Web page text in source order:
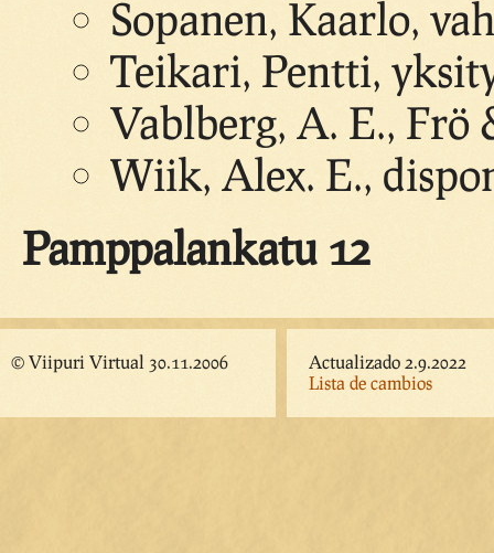
Sopanen, Kaarlo,
Teikari, Pentti,
Vablberg, A. E., Frö
Wiik, Alex. E.,
Pamppalankatu 12
© Viipuri Virtual 30.11.2006
Actualizado 2.9.2022
Lista de cambios